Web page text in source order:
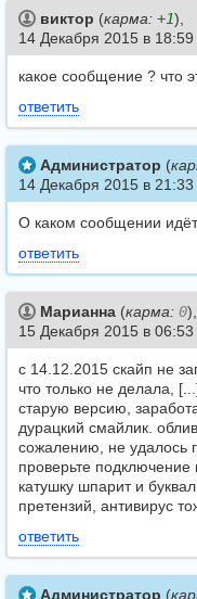
виктор (карма: +1),
14 Декабря 2015 в 18:59
какое сообщение ? что
ответить
Администратор (
14 Декабря 2015 в 21:33
О каком сообщении
ответить
Марианна (карма: 0),
15 Декабря 2015 в 06:53
с 14.12.2015 скайп не
что только не делала,
старую версию,
дурацкий смайлик.
сожалению, не удалось
проверьте
катушку шпарит и
претензий, антивирус
ответить
Администратор (